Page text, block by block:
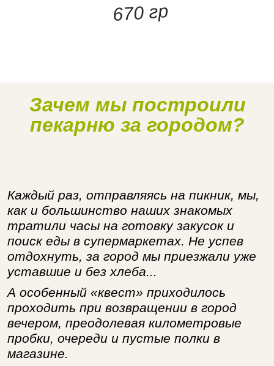
670 гр
Наше производство
Зачем мы построили
пекарню за городом?
Каждый раз, отправляясь на пикник, мы,
как и большинство наших знакомых
тратили часы на готовку закусок и
поиск еды в супермаркетах. Не успев
отдохнуть, за город мы приезжали уже
уставшие и без хлеба...
А особенный «квест» приходилось
проходить при возвращении в город
вечером, преодолевая километровые
пробки, очереди и пустые полки в
магазине.